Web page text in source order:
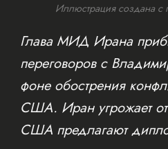
Иллюстрация создана
Глава МИД Ирана
переговоров с
фоне обострения
США. Иран угрожает
США предлагают